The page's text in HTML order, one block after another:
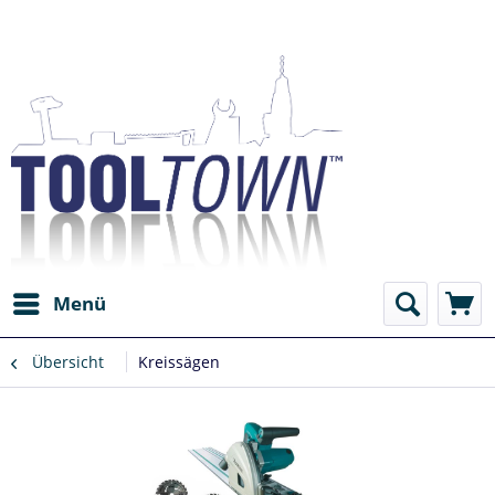
Menü
Übersicht Kreissägen